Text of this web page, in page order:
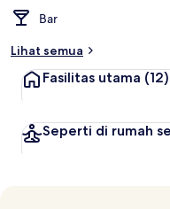
Bar
Lihat semua
Fasilitas utama (12)
Seperti di rumah